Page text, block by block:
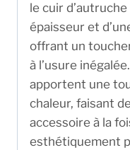
le cuir
épaisseur et
offrant un
à l’usure
apportent une
chaleur, faisant
accessoire à la
esthétiquement